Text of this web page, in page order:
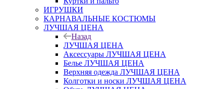
ИГРУШКИ
КАРНАВАЛЬНЫЕ КОСТЮМЫ
ЛУЧШАЯ ЦЕНА
Назад
ЛУЧШАЯ ЦЕНА
Аксессуары ЛУЧШАЯ ЦЕНА
Белье ЛУЧШАЯ ЦЕНА
Верхняя одежда ЛУЧШАЯ ЦЕНА
Колготки и носки ЛУЧШАЯ ЦЕНА